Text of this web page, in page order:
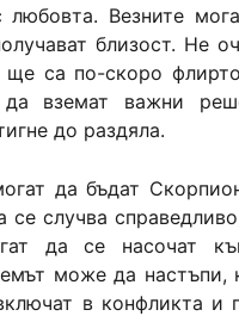
Везните
близост. Не
ще са по-скоро
вземат важни
до раздяла.
да бъдат
случва
да се насочат
може да настъпи,
в конфликта и